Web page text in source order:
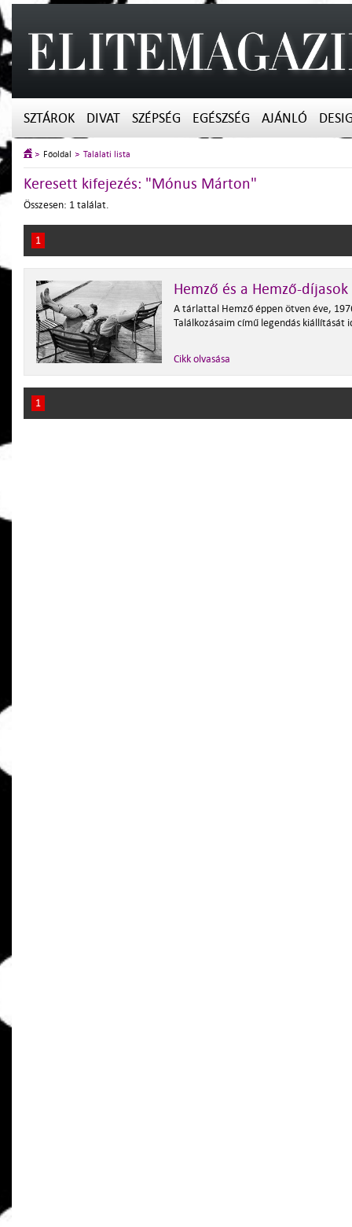
SZTÁROK DIVAT SZÉPSÉG EGÉSZSÉG AJÁNLÓ
Főoldal Találati lista
Keresett kifejezés: "Mónus Márton"
Összesen: 1 találat.
1
Hemző és a Hemző-díjasok
A tárlattal Hemző éppen ötven éve,
Találkozásaim című legendás kiállítását
Cikk olvasása
1